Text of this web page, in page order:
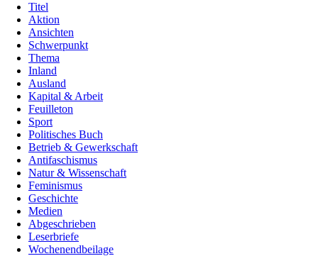
Titel
Aktion
Ansichten
Schwerpunkt
Thema
Inland
Ausland
Kapital & Arbeit
Feuilleton
Sport
Politisches Buch
Betrieb & Gewerkschaft
Antifaschismus
Natur & Wissenschaft
Feminismus
Geschichte
Medien
Abgeschrieben
Leserbriefe
Wochenendbeilage